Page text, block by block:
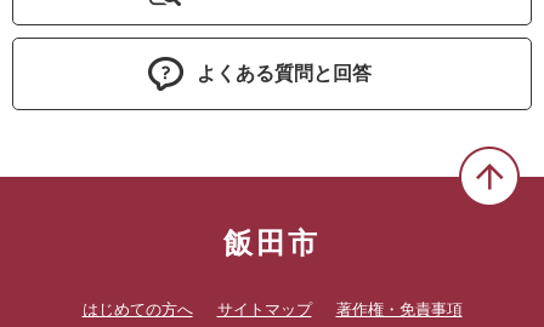
よくある質問と回答
飯田市
はじめての方へ サイトマップ 著作権・免責事項